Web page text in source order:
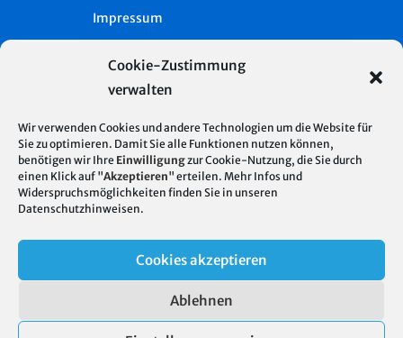
Cookie-Zustimmung
verwalten
Wir verwenden Cookies und andere Technologien um die Website für
Sie zu optimieren. Damit Sie alle Funktionen nutzen können,
benötigen wir Ihre Einwilligungzur Cookie-Nutzung, die Sie durch
einen Klick auf "Akzeptieren" erteilen. Mehr Infos und
Widerspruchsmöglichkeiten finden Sie in unseren
Datenschutzhinweisen.
Cookies akzeptieren
Ablehnen
Impressum
Datenschutz
Intern
© 2026 Stadtentwässerung Stuttgart